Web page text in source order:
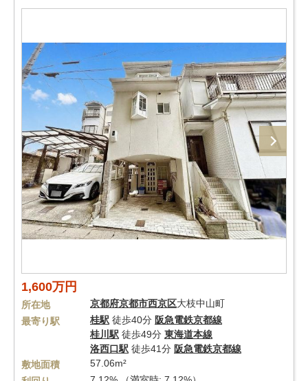
1,600万円
所在地 京都府京都市西京区大枝中山町
最寄り駅
桂駅 徒歩40分 阪急電鉄京都線
桂川駅 徒歩49分 東海道本線
洛西口駅 徒歩41分 阪急電鉄京都線
敷地面積
57.06m²